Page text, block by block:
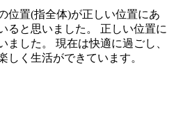
位置(指全体)が正しい位置にあ
ると思いました。 正しい位置に
ました。 現在は快適に過ごし、
しく生活ができています。